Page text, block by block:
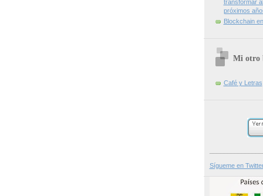
transformar
próximos
Blockchain
Mi otro
Café y Letras
Sígueme en